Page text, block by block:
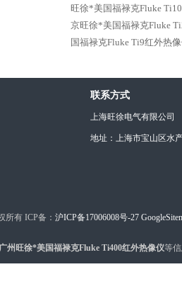
旺徐*美国福禄克Fluke
京旺徐*美国福禄克Fluke
国福禄克Fluke Ti9红外热
联系方式
上海旺徐电气有限公司
地址：上海市宝山区水
所有 ICP备： 沪ICP备17006008号-27
州旺徐*美国福禄克Fluke Ti400红外热像仪等